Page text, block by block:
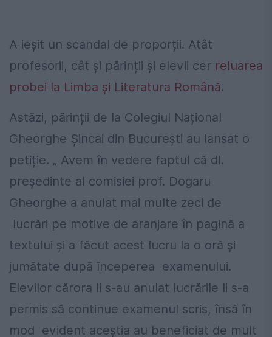
A ieșit un scandal de proporții. Atât
profesorii, cât și părinții și elevii cer reluarea
probei la Limba și Literatura Română.
Astăzi, părinții de la Colegiul Național
Gheorghe Șincai din București au lansat o
petiție. „ Avem în vedere faptul că dl.
președinte al comisiei prof. Dogaru
Gheorghe a anulat mai multe zeci de
lucrări pe motive de aranjare în pagină a
textului și a făcut acest lucru la o oră și
jumătate după începerea examenului.
Elevilor cărora li s-au anulat lucrările li s-a
permis să continue examenul scris, însă în
mod evident aceștia au beneficiat de mult